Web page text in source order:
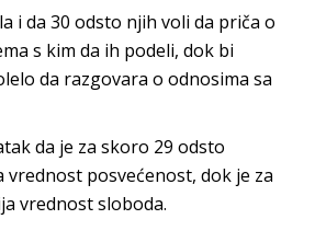
i da 30 odsto njih voli da priča o
s kim da ih podeli, dok bi
da razgovara o odnosima sa
da je za skoro 29 odsto
vrednost posvećenost, dok je za
vrednost sloboda.